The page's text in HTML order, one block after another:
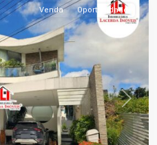
Next
Venda Oportunidade